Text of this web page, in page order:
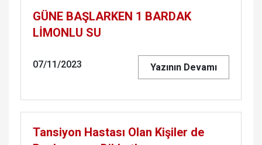
GÜNE BAŞLARKEN 1 BARDAK
LİMONLU SU
07/11/2023 Yazının Devamı
Tansiyon Hastası Olan Kişiler de